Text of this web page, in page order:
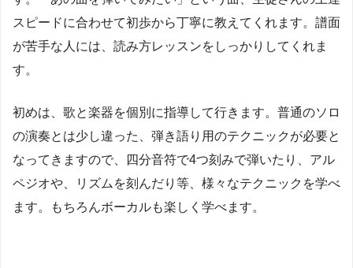
スピードに合わせて初歩から丁寧に教えてくれます。譜面
が苦手な人には、読み方レッスンをしっかりしてくれま
す。
初めは、歌と楽器を個別に指導して行きます。普通のソロ
の演奏とは少し違った、弾き語り用のテクニックが必要と
なってきますので、四分音符で4つ刻みで弾いたり、アル
ペジオや、リズムを刻んだり等、様々なテクニックを学べ
ます。もちろんボーカルも楽しく学べます。